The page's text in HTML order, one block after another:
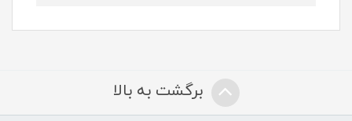
برگشت به بالا